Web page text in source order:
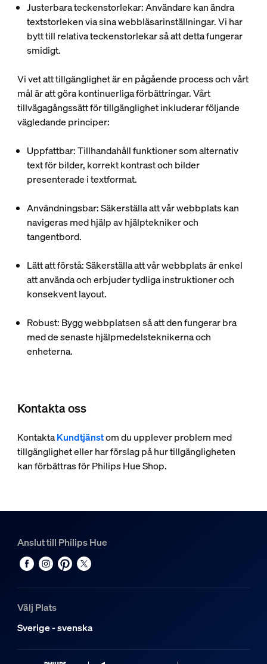
Justerbara teckenstorlekar: Användare kan ändra
textstorleken via sina webbläsarinställningar. Vi har
bytt till relativa teckenstorlekar så att detta fungerar
smidigt.
Vi vet att tillgänglighet är en pågående process och vårt
mål är att göra kontinuerliga förbättringar. Vårt
tillvägagångssätt för tillgänglighet inkluderar följande
vägledande principer:
Uppfattbar: Tillhandahåll funktioner som alternativ
text för bilder, korrekt kontrast och bilder
presenterade i textformat.
Användningsbar: Säkerställa att vår webbplats kan
navigeras med hjälp av hjälptekniker och
tangentbord.
Lätt att förstå: Säkerställa att vår webbplats är enkel
att använda och erbjuder tydliga instruktioner och
konsekvent layout.
Robust: Bygg webbplatsen så att den fungerar bra
med de senaste hjälpmedelsteknikerna och
enheterna.
Kontakta oss
KontaktaKundtjänstom du upplever problem med
tillgänglighet eller har förslag på hur tillgängligheten
kan förbättras för Philips Hue Shop.
Anslut till Philips Hue
Välj Plats
Sverige - svenska